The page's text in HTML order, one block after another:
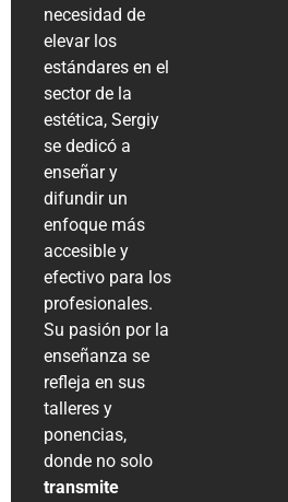
necesidad de
elevar los
estándares en el
sector de la
estética, Sergiy
se dedicó a
enseñar y
difundir un
enfoque más
accesible y
efectivo para los
profesionales.
Su pasión por la
enseñanza se
refleja en sus
talleres y
ponencias,
donde no solo
transmite